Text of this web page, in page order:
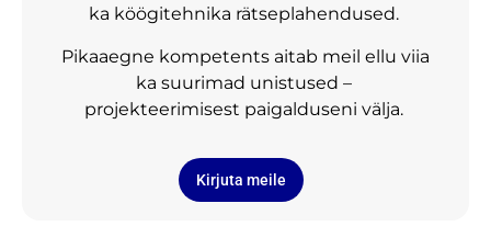
ka köögitehnika rätseplahendused.
Pikaaegne kompetents aitab meil ellu viia
ka suurimad unistused –
projekteerimisest paigalduseni välja.
Kirjuta meile